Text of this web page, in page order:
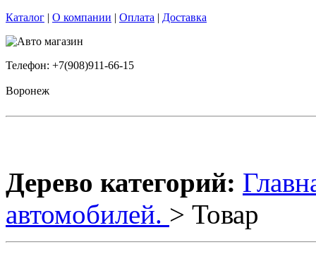
Каталог | О компании | Оплата | Доставка
Телефон: +7(908)911-66-15
Воронеж
Дерево категорий:
автомобилей. > Товар